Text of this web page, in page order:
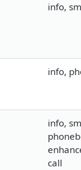
info,
info,
info,
call